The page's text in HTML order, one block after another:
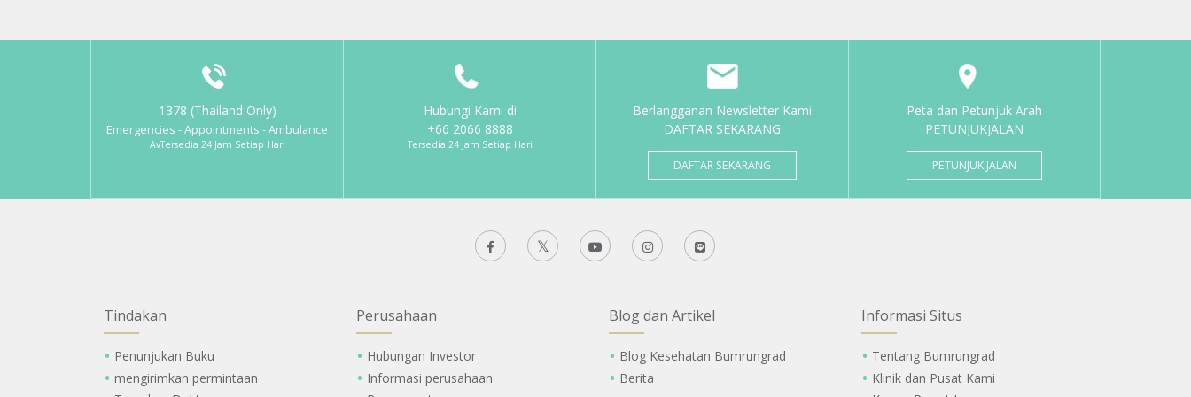
1378 (Thailand Only)
Emergencies - Appointments - Ambulance
AvTersedia 24 Jam Setiap Hari
Hubungi Kami di
+66 2066 8888
Tersedia 24 Jam Setiap Hari
Berlangganan Newsletter Kami
DAFTAR SEKARANG
DAFTAR SEKARANG
Peta dan Petunjuk Arah
PETUNJUKJALAN
PETUNJUK JALAN
Tindakan
Penunjukan Buku
mengirimkan permintaan
Perusahaan
Hubungan Investor
Informasi perusahaan
Blog dan Artikel
Blog Kesehatan Bumrungrad
Berita
Informasi Situs
Tentang Bumrungrad
Klinik dan Pusat Kami